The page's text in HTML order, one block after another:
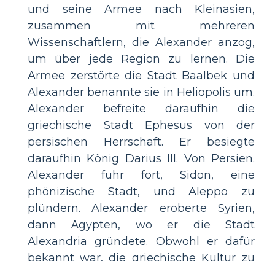
und seine Armee nach Kleinasien,
zusammen mit mehreren
Wissenschaftlern, die Alexander anzog,
um über jede Region zu lernen. Die
Armee zerstörte die Stadt Baalbek und
Alexander benannte sie in Heliopolis um.
Alexander befreite daraufhin die
griechische Stadt Ephesus von der
persischen Herrschaft. Er besiegte
daraufhin König Darius III. Von Persien.
Alexander fuhr fort, Sidon, eine
phönizische Stadt, und Aleppo zu
plündern. Alexander eroberte Syrien,
dann Ägypten, wo er die Stadt
Alexandria gründete. Obwohl er dafür
bekannt war, die griechische Kultur zu